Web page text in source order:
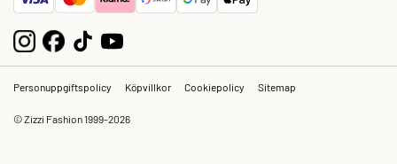
Personuppgiftspolicy Köpvillkor Cookiepolicy Sitemap
© Zizzi Fashion 1999-2026